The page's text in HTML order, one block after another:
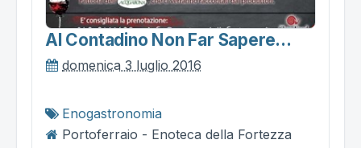
Al Contadino Non Far Sapere...
domenica 3 luglio 2016
Enogastronomia
Portoferraio - Enoteca della Fortezza